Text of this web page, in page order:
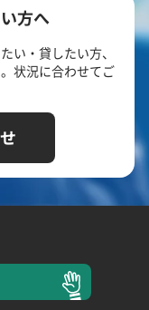
方へ
い・貸したい方、
状況に合わせてご